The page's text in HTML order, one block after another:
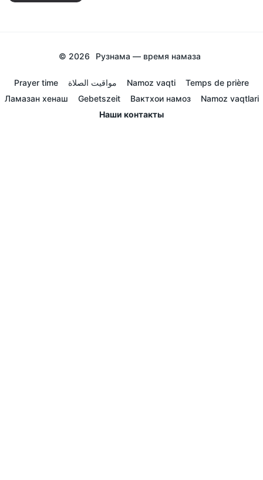
© 2026 Рузнама — время намаза
Prayer time مواقيت الصلاة Namoz vaqti
Temps de prière
Ламазан хенаш
Gebetszeit Вактхои намоз
Namoz vaqtlari
Наши контакты